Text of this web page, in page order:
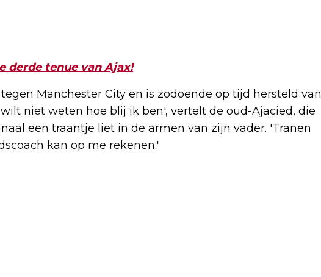
derde tenue van Ajax!
Manchester City en is zodoende op tijd hersteld van
niet weten hoe blij ik ben', vertelt de oud-Ajacied, die
een traantje liet in de armen van zijn vader. 'Tranen
kan op me rekenen.'